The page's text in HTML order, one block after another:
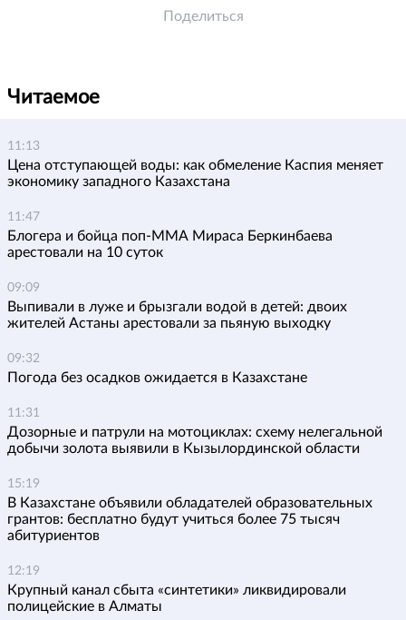
Поделиться
Читаемое
11:13
Цена отступающей воды: как обмеление Каспия меняет
экономику западного Казахстана
11:47
Блогера и бойца поп-ММА Мираса Беркинбаева
арестовали на 10 суток
09:09
Выпивали в луже и брызгали водой в детей: двоих
жителей Астаны арестовали за пьяную выходку
09:32
Погода без осадков ожидается в Казахстане
11:31
Дозорные и патрули на мотоциклах: схему нелегальной
добычи золота выявили в Кызылординской области
15:19
В Казахстане объявили обладателей образовательных
грантов: бесплатно будут учиться более 75 тысяч
абитуриентов
12:19
Крупный канал сбыта «синтетики» ликвидировали
полицейские в Алматы